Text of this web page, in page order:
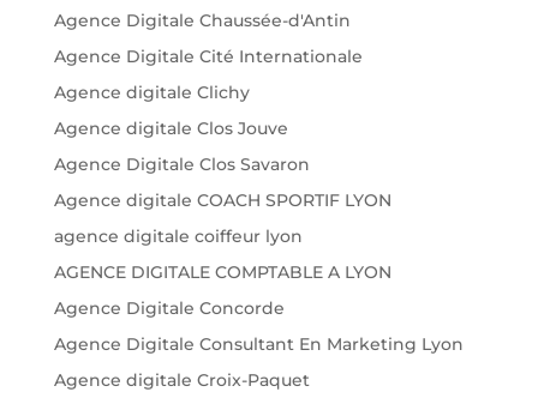
Agence Digitale Chaussée-d'Antin
Agence Digitale Cité Internationale
Agence digitale Clichy
Agence digitale Clos Jouve
Agence Digitale Clos Savaron
Agence digitale COACH SPORTIF LYON
agence digitale coiffeur lyon
AGENCE DIGITALE COMPTABLE A LYON
Agence Digitale Concorde
Agence Digitale Consultant En Marketing Lyon
Agence digitale Croix-Paquet